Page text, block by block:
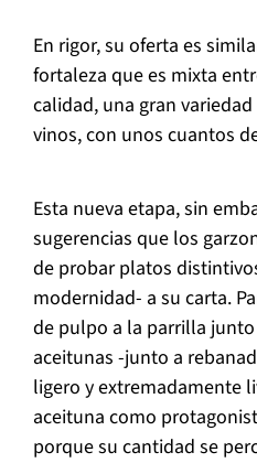
En rigor, su oferta es
fortaleza que es mixta
calidad, una gran
vinos, con unos cuantos
Esta nueva etapa, sin
sugerencias que los
de probar platos
modernidad- a su carta.
de pulpo a la parrilla
aceitunas -junto a
ligero y extremadamente
aceituna como
porque su cantidad se